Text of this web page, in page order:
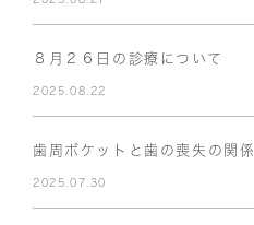
８月２６日の診療について
2025.08.22
歯周ポケットと歯の喪失の関係
2025.07.30